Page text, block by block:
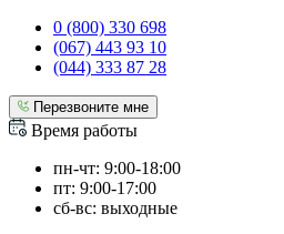
0 (800) 330 698
(067) 443 93 10
(044) 333 87 28
Перезвоните мне
Время работы
пн-чт: 9:00-18:00
пт: 9:00-17:00
сб-вс: выходные